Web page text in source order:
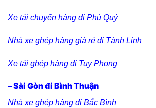
Xe tải chuyển hàng đi Phú Quý
Nhà xe ghép hàng giá rẻ đi Tánh Linh
Xe tải ghép hàng đi Tuy Phong
– Sài Gòn đi Bình Thuận
Nhà xe ghép hàng đi Bắc Bình